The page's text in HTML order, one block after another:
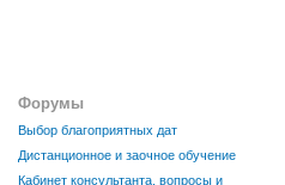
Форумы
Выбор благоприятных дат
Дистанционное и заочное обучение
Кабинет консультанта, вопросы и